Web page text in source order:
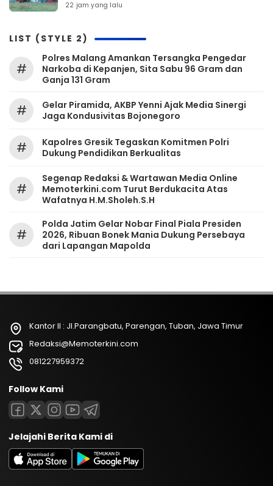
22 jam yang lalu
LIST (STYLE 2)
#
Polres Malang Amankan Tersangka Pengedar
Narkoba di Kepanjen, Sita Sabu 96 Gram dan
Ganja 131 Gram
#
Gelar Piramida, AKBP Yenni Ajak Media Sinergi
Jaga Kondusivitas Bojonegoro
#
Kapolres Gresik Tegaskan Komitmen Polri
Dukung Pendidikan Berkualitas
#
Segenap Redaksi & Wartawan Media Online
Memoterkini.com Turut Berdukacita Atas
Wafatnya H.M.Sholeh.S.H
#
Polda Jatim Gelar Nobar Final Piala Presiden
2026, Ribuan Bonek Mania Dukung Persebaya
dari Lapangan Mapolda
Kantor II : Jl.Parangbatu, Parengan, Tuban, Jawa Timur
Redaksi@Memoterkini.com
081227959372
Follow Kami
Jelajahi Berita Kami di